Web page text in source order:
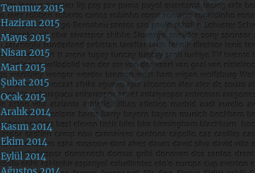
Temmuz 2015
Haziran 2015
Mayıs 2015
Nisan 2015
Mart 2015
Şubat 2015
Ocak 2015
Aralık 2014
Kasım 2014
Ekim 2014
Eylül 2014